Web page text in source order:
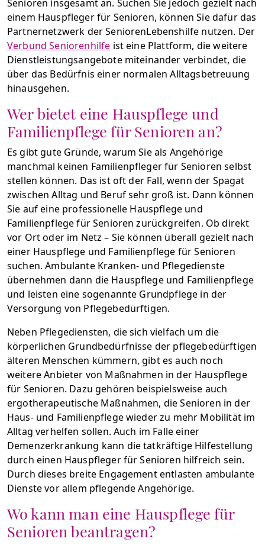
Senioren insgesamt an. Suchen Sie jedoch gezielt nach
einem Hauspfleger für Senioren, können Sie dafür das
Partnernetzwerk der SeniorenLebenshilfe nutzen. Der
Verbund Seniorenhilfe ist eine Plattform, die weitere
Dienstleistungsangebote miteinander verbindet, die
über das Bedürfnis einer normalen Alltagsbetreuung
hinausgehen.
Wer bietet eine Hauspflege und
Familienpflege für Senioren an?
Es gibt gute Gründe, warum Sie als Angehörige
manchmal keinen Familienpfleger für Senioren selbst
stellen können. Das ist oft der Fall, wenn der Spagat
zwischen Alltag und Beruf sehr groß ist. Dann können
Sie auf eine professionelle Hauspflege und
Familienpflege für Senioren zurückgreifen. Ob direkt
vor Ort oder im Netz – Sie können überall gezielt nach
einer Hauspflege und Familienpflege für Senioren
suchen. Ambulante Kranken- und Pflegedienste
übernehmen dann die Hauspflege und Familienpflege
und leisten eine sogenannte Grundpflege in der
Versorgung von Pflegebedürftigen.
Neben Pflegediensten, die sich vielfach um die
körperlichen Grundbedürfnisse der pflegebedürftigen
älteren Menschen kümmern, gibt es auch noch
weitere Anbieter von Maßnahmen in der Hauspflege
für Senioren. Dazu gehören beispielsweise auch
ergotherapeutische Maßnahmen, die Senioren in der
Haus- und Familienpflege wieder zu mehr Mobilität im
Alltag verhelfen sollen. Auch im Falle einer
Demenzerkrankung kann die tatkräftige Hilfestellung
durch einen Hauspfleger für Senioren hilfreich sein.
Durch dieses breite Engagement entlasten ambulante
Dienste vor allem pflegende Angehörige.
Wo kann man eine Hauspflege für
Senioren beantragen?